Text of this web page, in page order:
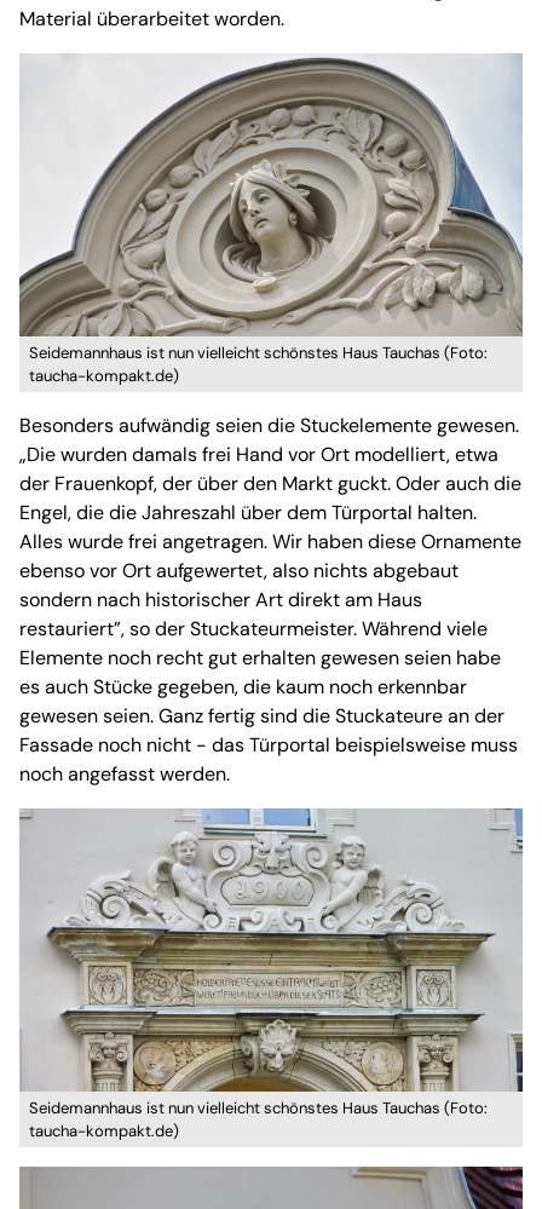
Material überarbeitet worden.
Seidemannhaus ist nun vielleicht schönstes Haus Tauchas (Foto:
taucha-kompakt.de)
Besonders aufwändig seien die Stuckelemente gewesen.
„Die wurden damals frei Hand vor Ort modelliert, etwa
der Frauenkopf, der über den Markt guckt. Oder auch die
Engel, die die Jahreszahl über dem Türportal halten.
Alles wurde frei angetragen. Wir haben diese Ornamente
ebenso vor Ort aufgewertet, also nichts abgebaut
sondern nach historischer Art direkt am Haus
restauriert”, so der Stuckateurmeister. Während viele
Elemente noch recht gut erhalten gewesen seien habe
es auch Stücke gegeben, die kaum noch erkennbar
gewesen seien. Ganz fertig sind die Stuckateure an der
Fassade noch nicht - das Türportal beispielsweise muss
noch angefasst werden.
Seidemannhaus ist nun vielleicht schönstes Haus Tauchas (Foto:
taucha-kompakt.de)